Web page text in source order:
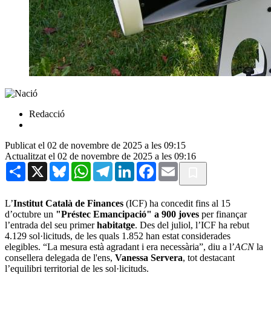
Redacció
Publicat el 02 de novembre de 2025 a les 09:15
Actualitzat el 02 de novembre de 2025 a les 09:16
Share X BlueskyWhatsAppTelegramLinkedInFacebook
Email
L’Institut Català de Finances (ICF) ha concedit fins al 15
d’octubre un "Préstec Emancipació" a 900 joves per finançar
l’entrada del seu primerhabitatge. Des del juliol, l’ICF ha rebut
4.129 sol·licituds, de les quals 1.852 han estat considerades
elegibles. “La mesura està agradant i era necessària”, diu a l’ACNla
consellera delegada de l'ens, Vanessa Servera, tot destacant
l’equilibri territorial de les sol·licituds.